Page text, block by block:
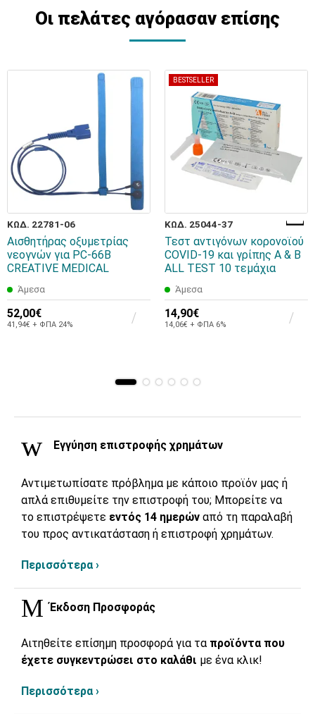
Οι πελάτες αγόρασαν επίσης
ΚΩΔ. 22781-06
Αισθητήρας οξυμετρίας
νεογνών για PC-66B
CREATIVE MEDICAL
Άμεσα
52,00€
41,94€ + ΦΠΑ 24%
BESTSELLER
ΚΩΔ. 25044-37
Τεστ αντιγόνων κορονοϊού
COVID-19 και γρίπης Α & Β
ALL TEST 10 τεμάχια
Άμεσα
14,90€
14,06€ + ΦΠΑ 6%
Εγγύηση επιστροφής χρημάτων
Αντιμετωπίσατε πρόβλημα με κάποιο προϊόν μας ή
απλά επιθυμείτε την επιστροφή του; Μπορείτε να
το επιστρέψετε εντός 14 ημερών από τη παραλαβή
του προς αντικατάσταση ή επιστροφή χρημάτων.
Περισσότερα ›
Έκδοση Προσφοράς
Αιτηθείτε επίσημη προσφορά για τα προϊόντα που
έχετε συγκεντρώσει στο καλάθι με ένα κλικ!
Περισσότερα ›